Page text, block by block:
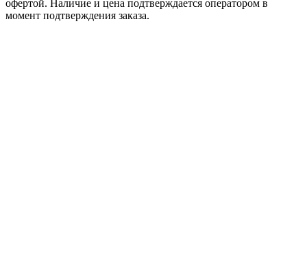
офертой. Наличие и цена подтверждается оператором в
момент подтверждения заказа.